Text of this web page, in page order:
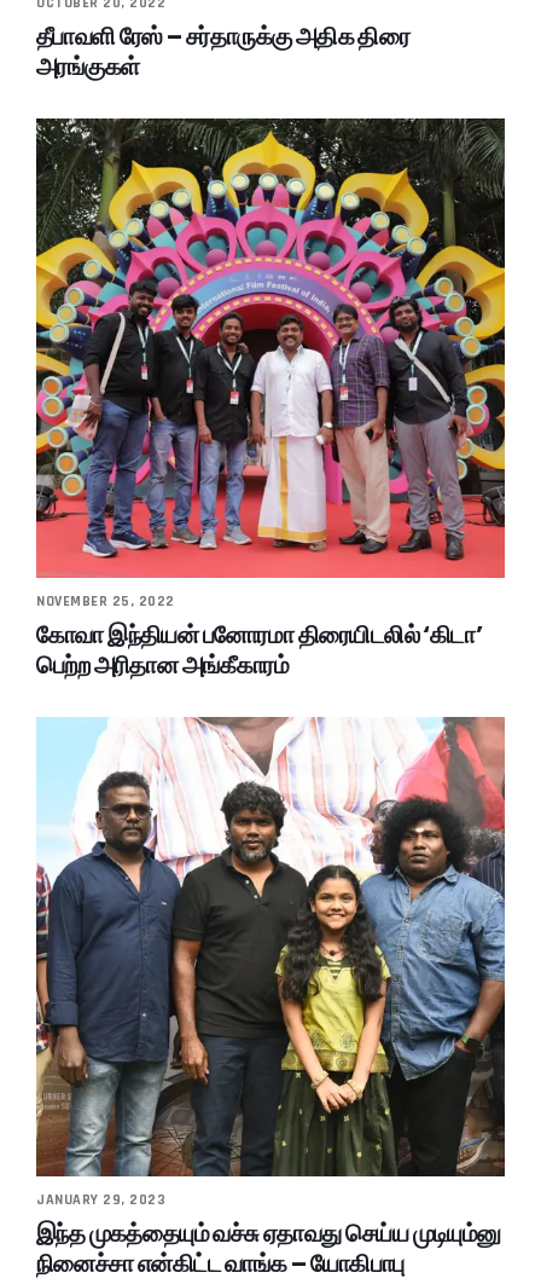
தீபாவளி ரேஸ் – சர்தாருக்கு அதிக திரை
அரங்குகள்
NOVEMBER 25, 2022
கோவா இந்தியன் பனோரமா திரையிடலில் ‘கிடா’
பெற்ற அரிதான அங்கீகாரம்
JANUARY 29, 2023
இந்த முகத்தையும் வச்சு ஏதாவது செய்ய முடியும்னு
நினைச்சா என்கிட்ட வாங்க – யோகிபாபு